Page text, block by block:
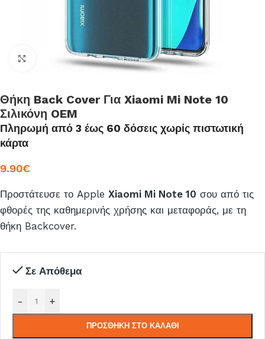
Click to enlarge
Θήκη Back Cover Για Xiaomi Mi Note 10
Σιλικόνη OEM
Πληρωμή από 3 έως 60 δόσεις χωρίς πιστωτική
κάρτα
9.90€
Προστάτευσε το Apple Xiaomi Mi Note 10 σου από τις
φθορές της καθημερινής χρήσης και μεταφοράς, με τη
θήκη Backcover.
Σε Απόθεμα
- +
ΠΡΟΣΘΉΚΗ ΣΤΟ ΚΑΛΆΘΙ